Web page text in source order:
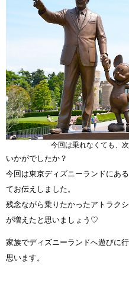
今回は乗れなくても、
いかがでしたか？
今回は東京ディズニーランドにあ
てお伝えしました。
残念ながら乗りたかったアトラク
が増えたと思いましょう♡
家族でディズニーランドへ遊びに
思います。